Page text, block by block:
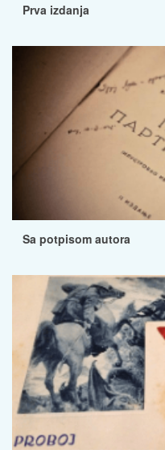
Prva izdanja
Sa potpisom autora